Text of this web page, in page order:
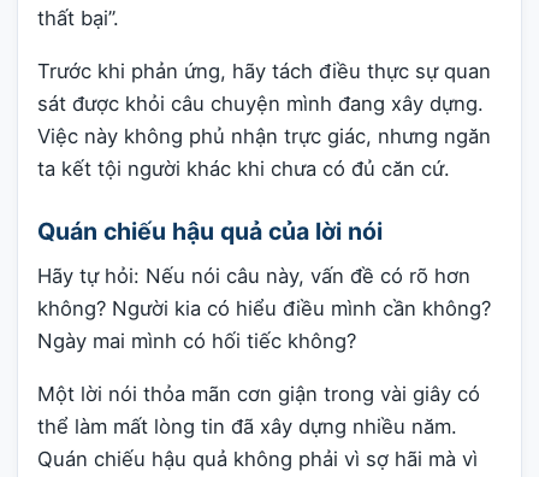
thất bại”.
Trước khi phản ứng, hãy tách điều thực sự quan
sát được khỏi câu chuyện mình đang xây dựng.
Việc này không phủ nhận trực giác, nhưng ngăn
ta kết tội người khác khi chưa có đủ căn cứ.
Quán chiếu hậu quả của lời nói
Hãy tự hỏi: Nếu nói câu này, vấn đề có rõ hơn
không? Người kia có hiểu điều mình cần không?
Ngày mai mình có hối tiếc không?
Một lời nói thỏa mãn cơn giận trong vài giây có
thể làm mất lòng tin đã xây dựng nhiều năm.
Quán chiếu hậu quả không phải vì sợ hãi mà vì